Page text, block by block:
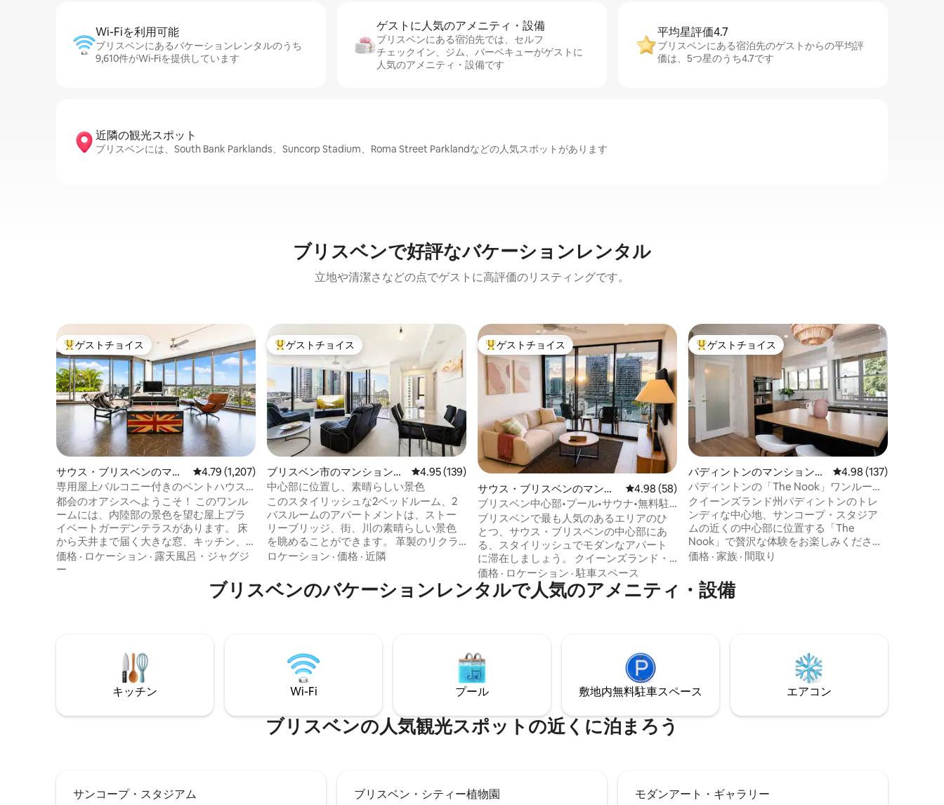
Wi-Fiを利⁠用⁠可⁠能
ブリスベンにあるバケーションレンタルのうち
9,610件がWi-Fiを提供しています
ゲストに人⁠気⁠のア⁠メ⁠ニ⁠テ⁠ィ・設⁠備
ブリスベンにある宿泊先では、セ⁠ル⁠フ
チ⁠ェ⁠ッ⁠ク⁠イ⁠ン、ジム、バーベキューがゲストに
人気のアメニティ・設備です
平均星評価4.7
ブリスベンにある宿泊先のゲストからの平均評
価は、5つ星のうち4.7です
近隣の観光ス⁠ポ⁠ッ⁠ト
ブリスベンには、South Bank Parklands、Suncorp Stadium、Roma Street Parklandなどの人気スポットがあります
ブリスベンで好評なバケーションレンタル
立地や清潔さなどの点でゲストに高評価のリスティングです。
大好評のゲストチョイスです。
ゲストチョイス
サウス・ブリスベンのマン
ション・アパート
レビュー1,207件、5つ星中4.79つ星の平均評価
4.79 (1,207)
専用屋上バルコニー付きのペントハウス
のワンルームアパートメント
都会のオアシスへようこそ！ このワンル
ームには、内陸部の景色を望む屋上プラ
イベートガーデンテラスがあります。 床
から天井まで届く大きな窓、キッチン、
ダイニング、ラウンジ、寝室スペースを
備えたオープンプランのデザインをお楽
しみください。 仕事やリラクゼーショ
ン、ヨガ、小さな集まりに最適です。 書
行くのに理想的なロケーションです。 55
インチのスマートテレビ、無料Netflix、
無料駐車場が含まれます。 街の喧騒から
の完璧な逃避場所です！
価格 · ロケーション · 露天風呂・ジャグジ
ー
大好評のゲストチョイスです。
ゲストチョイス
ブリスベン市のマンション・
アパート
レビュー139件、5つ星中4.95つ星の平均評価
4.95 (139)
中心部に位置し、素晴らしい景色
このスタイリッシュな2ベッドルーム、2
バスルームのアパートメントは、ストー
リーブリッジ、街、川の素晴らしい景色
を眺めることができます。 革製のリクラ
イニングチェアでリラックスし、全室エ
レビでお気に入りの番組をストリーミン
グしましょう。 オープンプランのキッチ
サイドテーブルがあります。 屋上のイン
フィニティプールからは、息をのむよう
なスカイラインビューをお楽しみいただ
ロケーション · 価格 · 近隣
大好評のゲストチョイスです。
ゲストチョイス
サウス・ブリスベンのマンシ
ョン・アパート
レビュー58件、5つ星中4.98つ星の平均評価
4.98 (58)
ブリスベン中心部•プール•サウナ•無料駐
車場
ブリスベンで最も人気のあるエリアのひ
とつ、サウス・ブリスベンの中心部にあ
る、スタイリッシュでモダンなアパート
に滞在しましょう。 クイーンズランド・
パフォーミングアーツ・センター
（QPAC）まで徒歩で行ったり、活気あふ
れるウェストエンドを探索したり、サウ
す。 19階の専用バルコニーでモーニング
コーヒーを楽しんだり、プール、スパ、
ジムなど、建物内の高級施設を利用して
くつろいだりできます。あらゆる施設が
拠点として最適です。
価格 · ロケーション ·駐車スペース
大好評のゲストチョイスです。
ゲストチョイス
パディントンのマンション・
アパート
レビュー137件、5つ
4.98 (137)
パディントンの「The Nook」ワンルーム/
サンコープまで徒歩圏内
クイーンズランド州パディントンのトレ
ンディな中心地、サンコープ・スタジア
ムの近くの中心部に位置する「The
Nook」で贅沢な体験をお楽しみくださ
い。 最近改装されたこの魅力的で魅力的
がリラックスして充電できるユニークな
空間を提供します。 シックでありながら
ーサ山の象徴的な景色を眺めましょう。
サンコープ・スタジアムまで徒歩圏内で
す。
価格 · 家族 · 間取り
ブリスベンのバケーションレンタルで人気のアメニティ・設備
キッチン Wi-Fi プール 敷地内無料駐⁠車ス⁠ペ⁠ー⁠ス エアコン
ブリスベンの人気観光スポットの近くに泊まろう
サンコープ・スタジアム
ブリスベン・シティー植物園
モダンアート・ギャラリー